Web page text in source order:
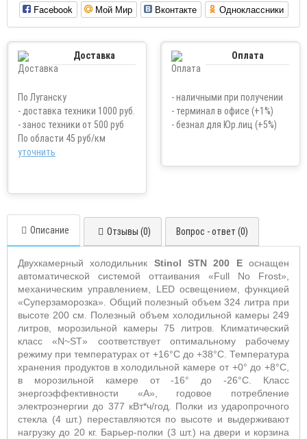
Facebook Мой Мир Вконтакте Одноклассники
Доставка
По Луганску
- доставка техники 1000 руб.
- занос техники от 500 руб
По области 45 руб/км
уточнить
Оплата
- наличными при получении
- терминал в офисе (+1%)
- безнал для Юр.лиц (+5%)
Описание Отзывы (0) Вопрос - ответ (0)
Двухкамерный холодильник Stinol STN 200 Eоснащен
автоматической системой оттаивания «Full
No Frost»,
механическим управлением, LED освещением, функцией
«Суперзаморозка». Общий полезный объем 324 литра при
высоте 200 см. Полезный объем холодильной камеры 249
литров, морозильной камеры 75 литров. Климатический
класс «N~ST» соответствует оптимальному рабочему
режиму при температурах от +16°С до +38°С. Температура
хранения продуктов в холодильной камере от +0° до +8°С,
в морозильной камере от -16° до -26°С. Класс
энергоэффективности «А», годовое потребление
электроэнергии до 377 кВт*ч/год. Полки из ударопрочного
стекла (4 шт.) переставляются по высоте и выдерживают
нагрузку до 20 кг. Барьер-полки (3 шт.) на двери и корзина